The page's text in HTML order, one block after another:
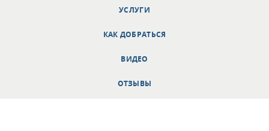
УСЛУГИ
КАК ДОБРАТЬСЯ
ВИДЕО
ОТЗЫВЫ